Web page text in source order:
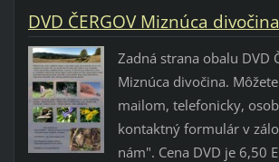
DVD ČERGOV Miznúca divočina
Zadná strana obalu DVD
Miznúca divočina.
mailom, telefonicky,
kontaktný formulár v
nám". Cena DVD je 6,50